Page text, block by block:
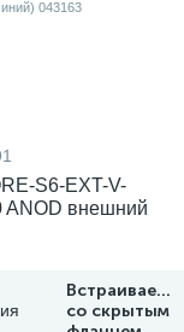
S6-EXT-V-
ANOD внешний
Встраиваемый
со скрытым